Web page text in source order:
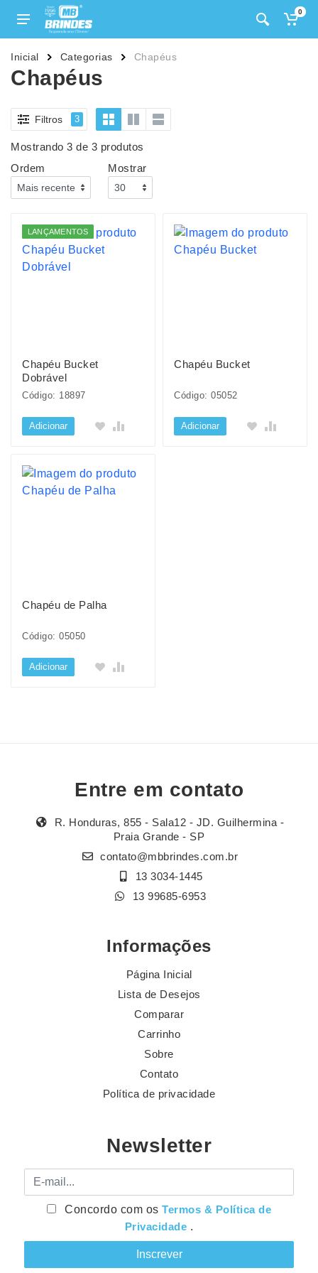
0
Inicial Categorias Chapéus
Chapéus
Filtros 3
Mostrando 3 de 3 produtos
Ordem
Mostrar
LANÇAMENTOS
Chapéu Bucket
Dobrável
Código: 18897
Adicionar
Chapéu Bucket
Código: 05052
Adicionar
Chapéu de Palha
Código: 05050
Adicionar
Entre em contato
R. Honduras, 855 - Sala12 - JD. Guilhermina -
Praia Grande - SP
contato@mbbrindes.com.br
13 3034-1445
13 99685-6953
Informações
Página Inicial
Lista de Desejos
Comparar
Carrinho
Sobre
Contato
Política de privacidade
Newsletter
E-mail
Concordo com osTermos & Política de
Privacidade .